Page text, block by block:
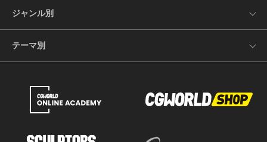
ジャンル別
テーマ別